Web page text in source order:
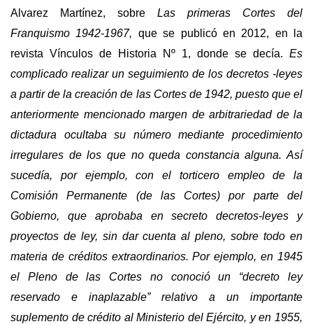
Alvarez Martínez, sobre Las primeras Cortes del
Franquismo 1942-1967, que se publicó en 2012, en la
revista Vínculos de Historia Nº 1, donde se decía. Es
complicado realizar un seguimiento de los decretos -leyes
a partir de la creación de las Cortes de 1942, puesto que el
anteriormente mencionado margen de arbitrariedad de la
dictadura ocultaba su número mediante procedimiento
irregulares de los que no queda constancia alguna. Así
sucedía, por ejemplo, con el torticero empleo de la
Comisión Permanente (de las Cortes) por parte del
Gobierno, que aprobaba en secreto decretos-leyes y
proyectos de ley, sin dar cuenta al pleno, sobre todo en
materia de créditos extraordinarios. Por ejemplo, en 1945
el Pleno de las Cortes no conoció un “decreto ley
reservado e inaplazable” relativo a un importante
suplemento de crédito al Ministerio del Ejército, y en 1955,